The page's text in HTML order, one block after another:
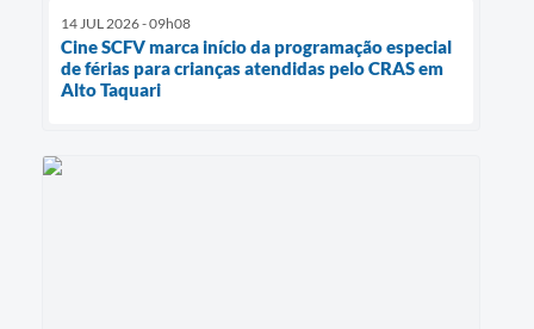
14 JUL 2026 - 09h08
Cine SCFV marca início da programação especial
de férias para crianças atendidas pelo CRAS em
Alto Taquari